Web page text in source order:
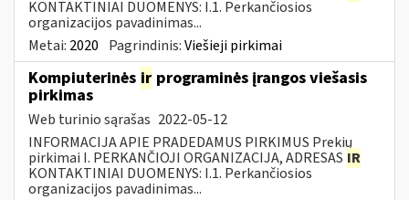
KONTAKTINIAI DUOMENYS: I.1. Perkančiosios
organizacijos pavadinimas...
Metai: 2020 Pagrindinis:Viešieji pirkimai
Kompiuterinės ir programinės įrangos viešasis
pirkimas
Web turinio sąrašas 2022-05-12
INFORMACIJA APIE PRADEDAMUS PIRKIMUS Prekių
pirkimai I. PERKANČIOJI ORGANIZACIJA, ADRESAS IR
KONTAKTINIAI DUOMENYS: I.1. Perkančiosios
organizacijos pavadinimas...